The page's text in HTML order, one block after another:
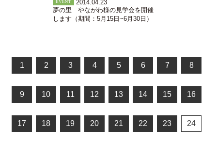
EVENT
2014.04.23
夢の里 やながわ様の見学会を開催
します（期間：5月15日~6月30日）
1 2 3 4 5 6 7 8
9 10 11 12 13 14 15 16
17 18 19 20 21 22 23 24